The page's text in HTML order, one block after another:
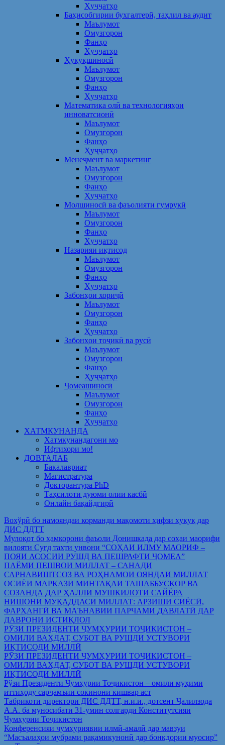
Ҳуҷҷатҳо
Баҳисобгирии бухгалтерӣ, таҳлил ва аудит
Маълумот
Омузгорон
Фанҳо
Ҳуҷҷатҳо
Ҳуқуқшиносӣ
Маълумот
Омузгорон
Фанҳо
Ҳуҷҷатҳо
Математика олӣ ва технологияҳои
инноватсионӣ
Маълумот
Омузгорон
Фанҳо
Ҳуҷҷатҳо
Менеҷмент ва маркетинг
Маълумот
Омузгорон
Фанҳо
Ҳуҷҷатҳо
Молшиносӣ ва фаъолияти гумрукӣ
Маълумот
Омузгорон
Фанҳо
Ҳуҷҷатҳо
Назарияи иқтисод
Маълумот
Омузгорон
Фанҳо
Ҳуҷҷатҳо
Забонҳои хориҷӣ
Маълумот
Омузгорон
Фанҳо
Ҳуҷҷатҳо
Забонҳои тоҷикӣ ва русӣ
Маълумот
Омузгорон
Фанҳо
Ҳуҷҷатҳо
Ҷомеашиносӣ
Маълумот
Омузгорон
Фанҳо
Ҳуҷҷатҳо
ХАТМКУНАНДА
Хатмкунандагони мо
Ифтихори мо!
ДОВТАЛАБ
Бакалавриат
Магистратура
Докторантура PhD
Таҳсилоти дуюми олии касбӣ
Онлайн бақайдгирӣ
Вохўрӣ бо намояндаи корманди мақомоти ҳифзи ҳуқуқ дар
ДИС ДДТТ
Мулоқот бо ҳамкорони фаъоли Донишкада дар соҳаи маорифи
вилояти Суғд таҳти унвони “СОҲАИ ИЛМУ МАОРИФ –
ПОЯИ АСОСИИ РУШД ВА ПЕШРАФТИ ҶОМЕА”
ПАЁМИ ПЕШВОИ МИЛЛАТ – САНАДИ
САРНАВИШТСОЗ ВА РОҲНАМОИ ОЯНДАИ МИЛЛАТ
ОСИЁИ МАРКАЗӢ МИНТАҚАИ ТАШАББУСКОР ВА
СОЗАНДА ДАР ҲАЛЛИ МУШКИЛОТИ САЙЁРА
НИШОНИ МУҚАДДАСИ МИЛЛАТ: АРЗИШИ СИЁСӢ,
ФАРҲАНГӢ ВА МАЪНАВИИ ПАРЧАМИ ДАВЛАТӢ ДАР
ДАВРОНИ ИСТИҚЛОЛ
РӮЗИ ПРЕЗИДЕНТИ ҶУМҲУРИИ ТОҶИКИСТОН –
ОМИЛИ ВАҲДАТ, СУБОТ ВА РУШДИ УСТУВОРИ
ИҚТИСОДИ МИЛЛӢ
РӮЗИ ПРЕЗИДЕНТИ ҶУМҲУРИИ ТОҶИКИСТОН –
ОМИЛИ ВАҲДАТ, СУБОТ ВА РУШДИ УСТУВОРИ
ИҚТИСОДИ МИЛЛӢ
Рўзи Президенти Ҷумҳурии Тоҷикистон – омили муҳими
иттиҳоду сарҷамъии сокинони кишвар аст
Табрикоти директори ДИС ДДТТ, н.и.и., дотсент Ҷалилзода
А.А. ба муносибати 31-умин солгарди Конститутсияи
Ҷумҳурии Тоҷикистон
Конференсияи ҷумҳуриявии илмӣ-амалӣ дар мавзуи
“Масъалаҳои мубрами рақамикунонӣ дар бонкдории муосир”